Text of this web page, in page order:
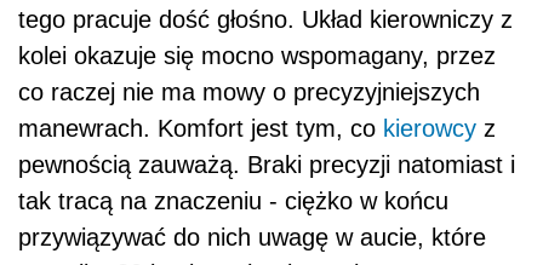
tego pracuje dość głośno. Układ kierowniczy z
kolei okazuje się mocno wspomagany, przez
co raczej nie ma mowy o precyzyjniejszych
manewrach. Komfort jest tym, co kierowcy z
pewnością zauważą. Braki precyzji natomiast i
tak tracą na znaczeniu - ciężko w końcu
przywiązywać do nich uwagę w aucie, które